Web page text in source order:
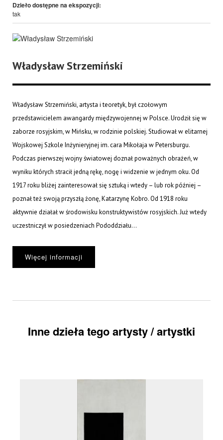
Dzieło dostępne na ekspozycji:
tak
Władysław Strzemiński
Władysław Strzemiński, artysta i teoretyk, był czołowym
przedstawicielem awangardy międzywojennej w Polsce. Urodził się w
zaborze rosyjskim, w Mińsku, w rodzinie polskiej. Studiował w elitarnej
Wojskowej Szkole Inżynieryjnej im. cara Mikołaja w Petersburgu.
Podczas pierwszej wojny światowej doznał poważnych obrażeń, w
wyniku których stracił jedną rękę, nogę i widzenie w jednym oku. Od
1917 roku bliżej zainteresował się sztuką i wtedy – lub rok później –
poznał też swoją przyszłą żonę, Katarzynę Kobro. Od 1918 roku
aktywnie działał w środowisku konstruktywistów rosyjskich. Już wtedy
uczestniczył w posiedzeniach Pododdziału...
Więcej informacji
Inne dzieła tego artysty / artystki